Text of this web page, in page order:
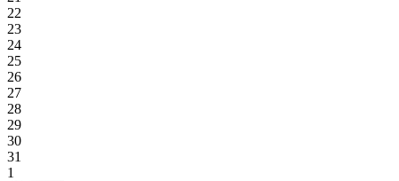
22
23
24
25
26
27
28
29
30
31
1